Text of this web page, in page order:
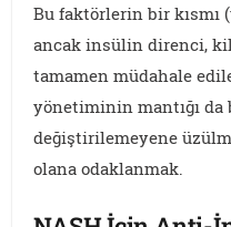
Bu faktörlerin bir kısmı
ancak insülin direnci,
tamamen müdahale
yönetiminin mantığı da
değiştirilemeyene
olana odaklanmak.